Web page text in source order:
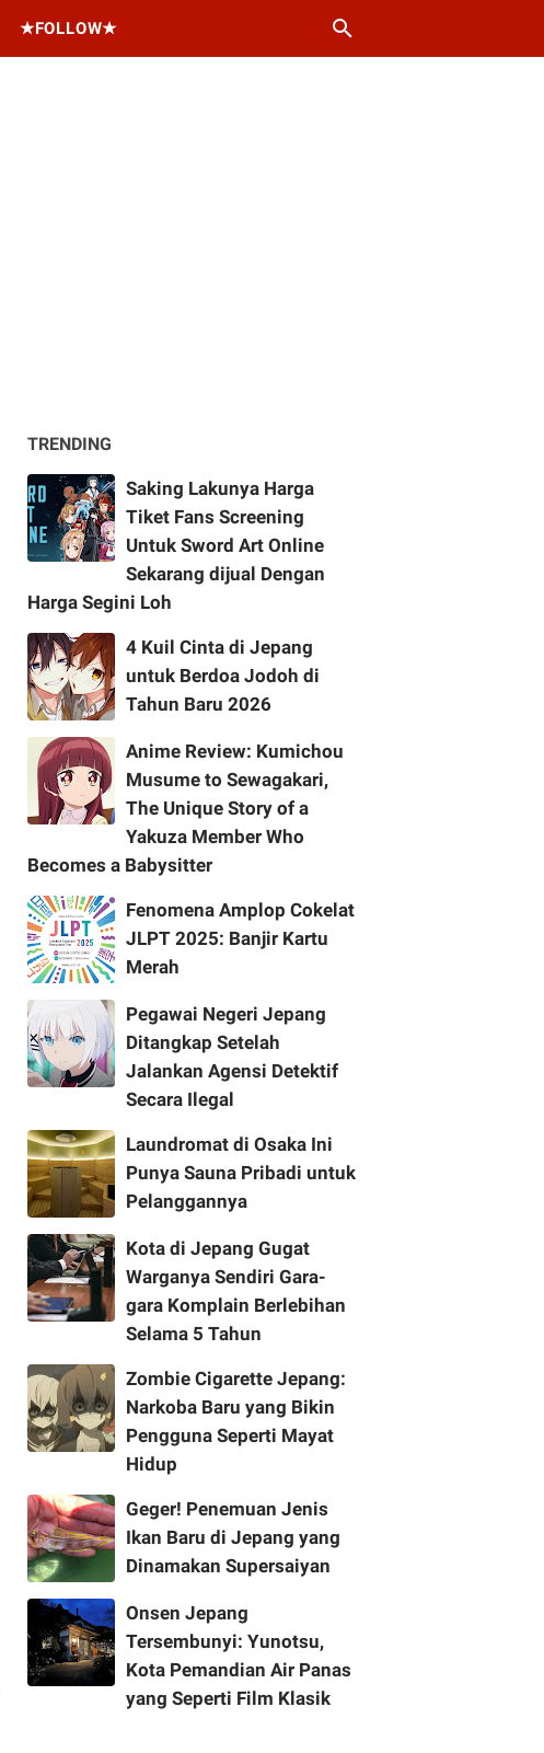
★FOLLOW★
TRENDING
Saking Lakunya Harga
Tiket Fans Screening
Untuk Sword Art Online
Sekarang dijual Dengan
Harga Segini Loh
4 Kuil Cinta di Jepang
untuk Berdoa Jodoh di
Tahun Baru 2026
Anime Review: Kumichou
Musume to Sewagakari,
The Unique Story of a
Yakuza Member Who
Becomes a Babysitter
Fenomena Amplop Cokelat
JLPT 2025: Banjir Kartu
Merah
Pegawai Negeri Jepang
Ditangkap Setelah
Jalankan Agensi Detektif
Secara Ilegal
Laundromat di Osaka Ini
Punya Sauna Pribadi untuk
Pelanggannya
Kota di Jepang Gugat
Warganya Sendiri Gara-
gara Komplain Berlebihan
Selama 5 Tahun
Zombie Cigarette Jepang:
Narkoba Baru yang Bikin
Pengguna Seperti Mayat
Hidup
Geger! Penemuan Jenis
Ikan Baru di Jepang yang
Dinamakan Supersaiyan
Onsen Jepang
Tersembunyi: Yunotsu,
Kota Pemandian Air Panas
yang Seperti Film Klasik